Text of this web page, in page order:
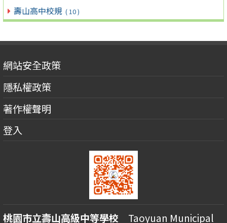
壽山高中校規 ( 10 )
網站安全政策
隱私權政策
著作權聲明
登入
桃園市立壽山高級中等學校 Taoyuan Municipal